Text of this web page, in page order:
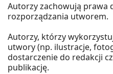
Autorzy zachowują prawa
rozporządzania utworem.
Autorzy, którzy
utwory (np. ilustracje,
dostarczenie do redakcji
publikację.